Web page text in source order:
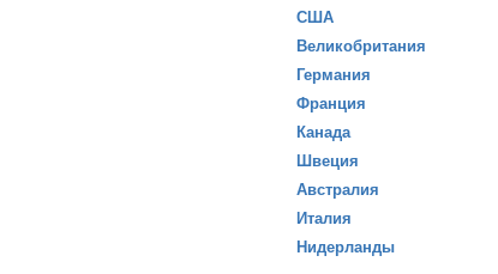
США
Великобритания
Германия
Франция
Канада
Швеция
Австралия
Италия
Нидерланды